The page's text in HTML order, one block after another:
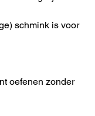
schmink is voor
oefenen zonder